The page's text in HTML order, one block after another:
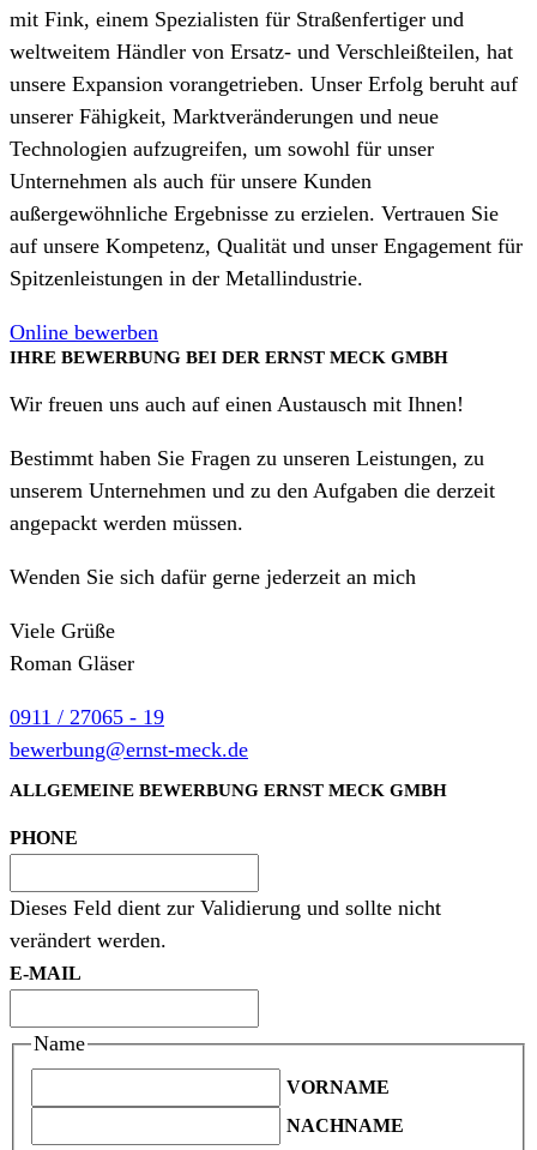
mit Fink, einem Spezialisten für Straßenfertiger und
weltweitem Händler von Ersatz- und Verschleißteilen, hat
unsere Expansion vorangetrieben. Unser Erfolg beruht auf
unserer Fähigkeit, Marktveränderungen und neue
Technologien aufzugreifen, um sowohl für unser
Unternehmen als auch für unsere Kunden
außergewöhnliche Ergebnisse zu erzielen. Vertrauen Sie
auf unsere Kompetenz, Qualität und unser Engagement für
Spitzenleistungen in der Metallindustrie.
Online bewerben
IHRE BEWERBUNG BEI DER ERNST MECK GMBH
Wir freuen uns auch auf einen Austausch mit Ihnen!
Bestimmt haben Sie Fragen zu unseren Leistungen, zu
unserem Unternehmen und zu den Aufgaben die derzeit
angepackt werden müssen.
Wenden Sie sich dafür gerne jeder­zeit an mich
Viele Grüße
Roman Gläser
0911 / 27065 - 19
bewerbung@ernst-meck.de
ALLGEMEINE BEWERBUNG ERNST MECK GMBH
PHONE
Dieses Feld dient zur Validierung und sollte nicht
verändert werden.
E-MAIL
Name
VORNAME
NACHNAME